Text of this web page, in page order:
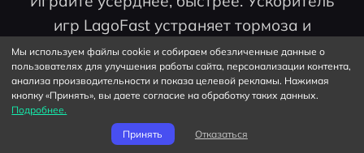
игр LagoFast устраняет тормоза и
задержки на ПК, мобильных устройствах
или Mac — выигрывайте каждый матч!
Мы используем файлы cookie и собираем обезличенные данные о
пользователях для улучшения работы сайта, персонализации контента,
анализа производительности и показа целевой рекламы. Нажимая
кнопку «Принять», вы даете согласие на обработку таких данных.
Подробнее.
Принять
Отказаться